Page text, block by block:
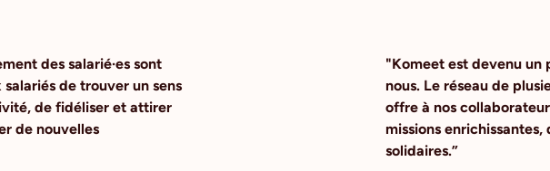
des salarié·es sont
de trouver un sens
de fidéliser et attirer
de nouvelles
"Komeet est devenu un
nous. Le réseau de
offre à nos
missions
solidaires.”